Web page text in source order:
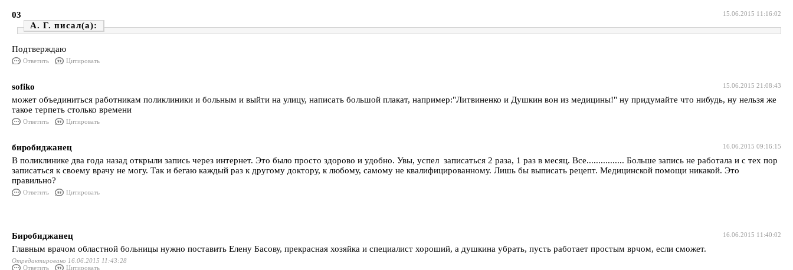
15.06.2015 11:16:02
03
А. Г.
Подтверждаю
Ответить Цитировать
15.06.2015 21:08:43
sofiko
может объединиться работникам поликлиники и больным и выйти на улицу, написать большой плакат, например:"Литвиненко и Душкин вон из медицины!" ну придумайте что нибудь, ну нельзя же
такое терпеть столько времени
Ответить Цитировать
16.06.2015 09:16:15
биробиджанец
В поликлинике два года назад открыли запись через интернет. Это было просто здорово и удобно. Увы, успел записаться 2 раза, 1 раз в месяц. Все................ Больше запись не работала и с тех пор
записаться к своему врачу не могу. Так и бегаю каждый раз к другому доктору, к любому, самому не квалифицированному. Лишь бы выписать рецепт. Медицинской помощи никакой. Это
правильно?
Ответить Цитировать
16.06.2015 11:40:02
Биробиджанец
Главным врачом областной больницы нужно поставить Елену Басову, прекрасная хозяйка и специалист хороший, а душкина убрать, пусть работает простым врчом, если сможет.
Отредактировано 16.06.2015 11:43:28
Ответить
Цитировать